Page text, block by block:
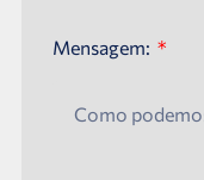
Mensagem: